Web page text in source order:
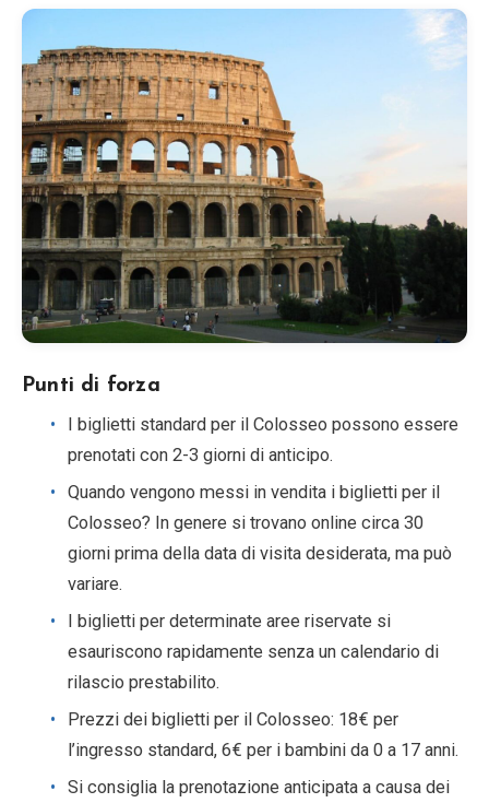
Punti di forza
I biglietti standard per il Colosseo possono essere
prenotati con 2-3 giorni di anticipo.
Quando vengono messi in vendita i biglietti per il
Colosseo? In genere si trovano online circa 30
giorni prima della data di visita desiderata, ma può
variare.
I biglietti per determinate aree riservate si
esauriscono rapidamente senza un calendario di
rilascio prestabilito.
Prezzi dei biglietti per il Colosseo: 18€ per
l’ingresso standard, 6€ per i bambini da 0 a 17 anni.
Si consiglia la prenotazione anticipata a causa dei